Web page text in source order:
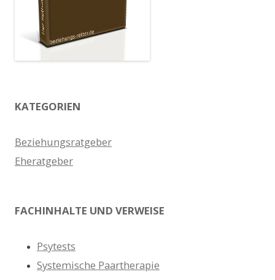
KATEGORIEN
Beziehungsratgeber
Eheratgeber
FACHINHALTE UND VERWEISE
Psytests
Systemische Paartherapie